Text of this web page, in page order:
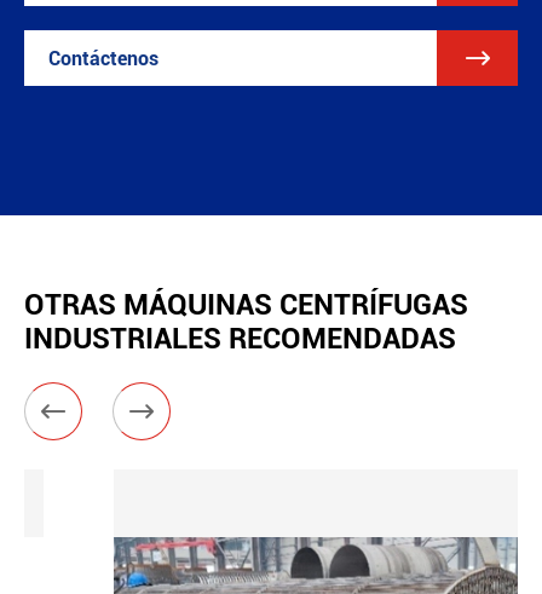
Contáctenos 
OTRAS MÁQUINAS CENTRÍFUGAS
INDUSTRIALES RECOMENDADAS
 